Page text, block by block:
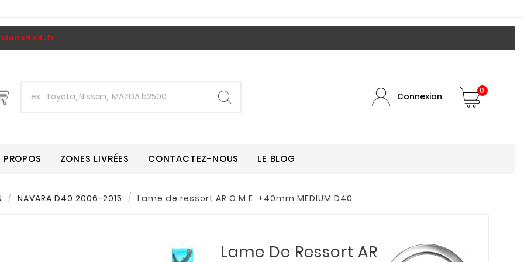
Connexion
0
PROPOS ZONES LIVRÉES CONTACTEZ-NOUS LE BLOG
NAVARA D40 2006-2015 Lame de ressort AR O.M.E. +40mm MEDIUM D40
Lame De Ressort AR